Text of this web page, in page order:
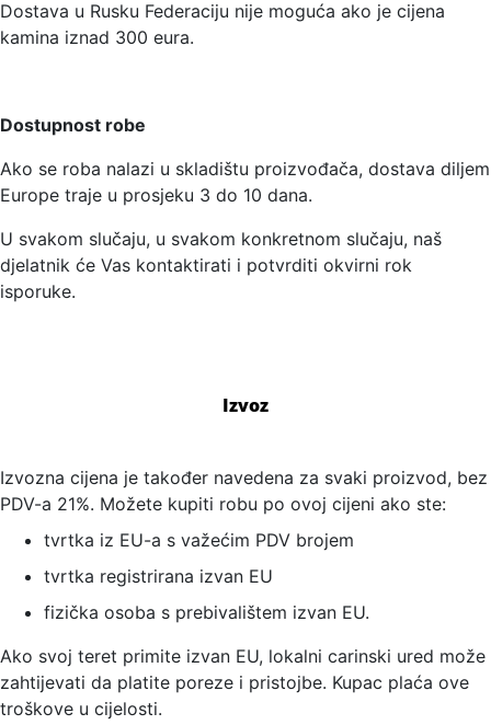
Dostava u Rusku Federaciju nije moguća ako je cijena
kamina iznad 300 eura.
Dostupnost robe
Ako se roba nalazi u skladištu proizvođača, dostava diljem
Europe traje u prosjeku 3 do 10 dana.
U svakom slučaju, u svakom konkretnom slučaju, naš
djelatnik će Vas kontaktirati i potvrditi okvirni rok
isporuke.
Izvoz
Izvozna cijena je također navedena za svaki proizvod, bez
PDV-a 21%. Možete kupiti robu po ovoj cijeni ako ste:
tvrtka iz EU-a s važećim PDV brojem
tvrtka registrirana izvan EU
fizička osoba s prebivalištem izvan EU.
Ako svoj teret primite izvan EU, lokalni carinski ured može
zahtijevati da platite poreze i pristojbe. Kupac plaća ove
troškove u cijelosti.